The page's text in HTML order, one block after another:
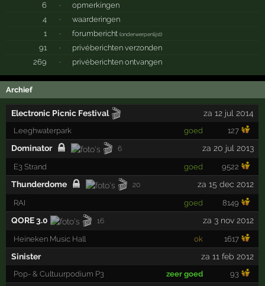
6
·
opmerkingen
4
·
waarderingen
1
· forumbericht(onderwerpenlijst)
91 ·
privéberichten verzonden
269
· privéberichten ontvangen
Archief
Electronic Picnic Festival 🎬 za 12 jul 2014
Leeghwaterpark goed 127
Dominator 🎬 6 za 20 jul 2013
E3 Strand goed 9522
Thunderdome 🎬 20 za 15 dec 2012
RAI goed 8149
QORE 3.0 🎬 16 za 3 nov 2012
Heineken Music Hall ok 1617
Sinister za 11 feb 2012
Pop- & Cultuurpodium P3 zeer goed 93